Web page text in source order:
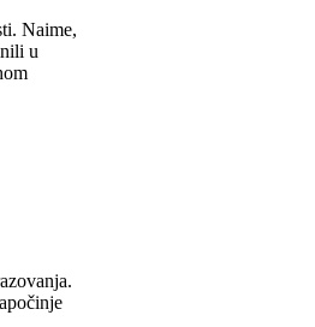
Naime,
u